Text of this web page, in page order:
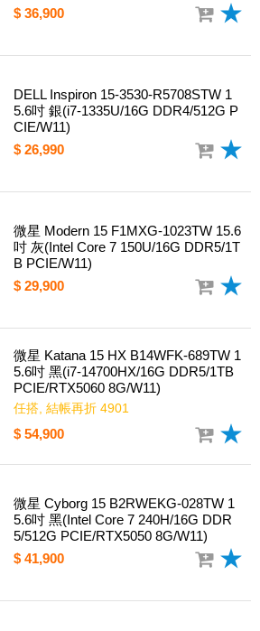
$ 36,900
DELL Inspiron 15-3530-R5708STW 1
5.6吋 銀(i7-1335U/16G DDR4/512G P
CIE/W11)
$ 26,990
微星 Modern 15 F1MXG-1023TW 15.6
吋 灰(Intel Core 7 150U/16G DDR5/1T
B PCIE/W11)
$ 29,900
微星 Katana 15 HX B14WFK-689TW 1
5.6吋 黑(i7-14700HX/16G DDR5/1TB
PCIE/RTX5060 8G/W11)
任搭, 結帳再折 4901
$ 54,900
微星 Cyborg 15 B2RWEKG-028TW 1
5.6吋 黑(Intel Core 7 240H/16G DDR
5/512G PCIE/RTX5050 8G/W11)
$ 41,900